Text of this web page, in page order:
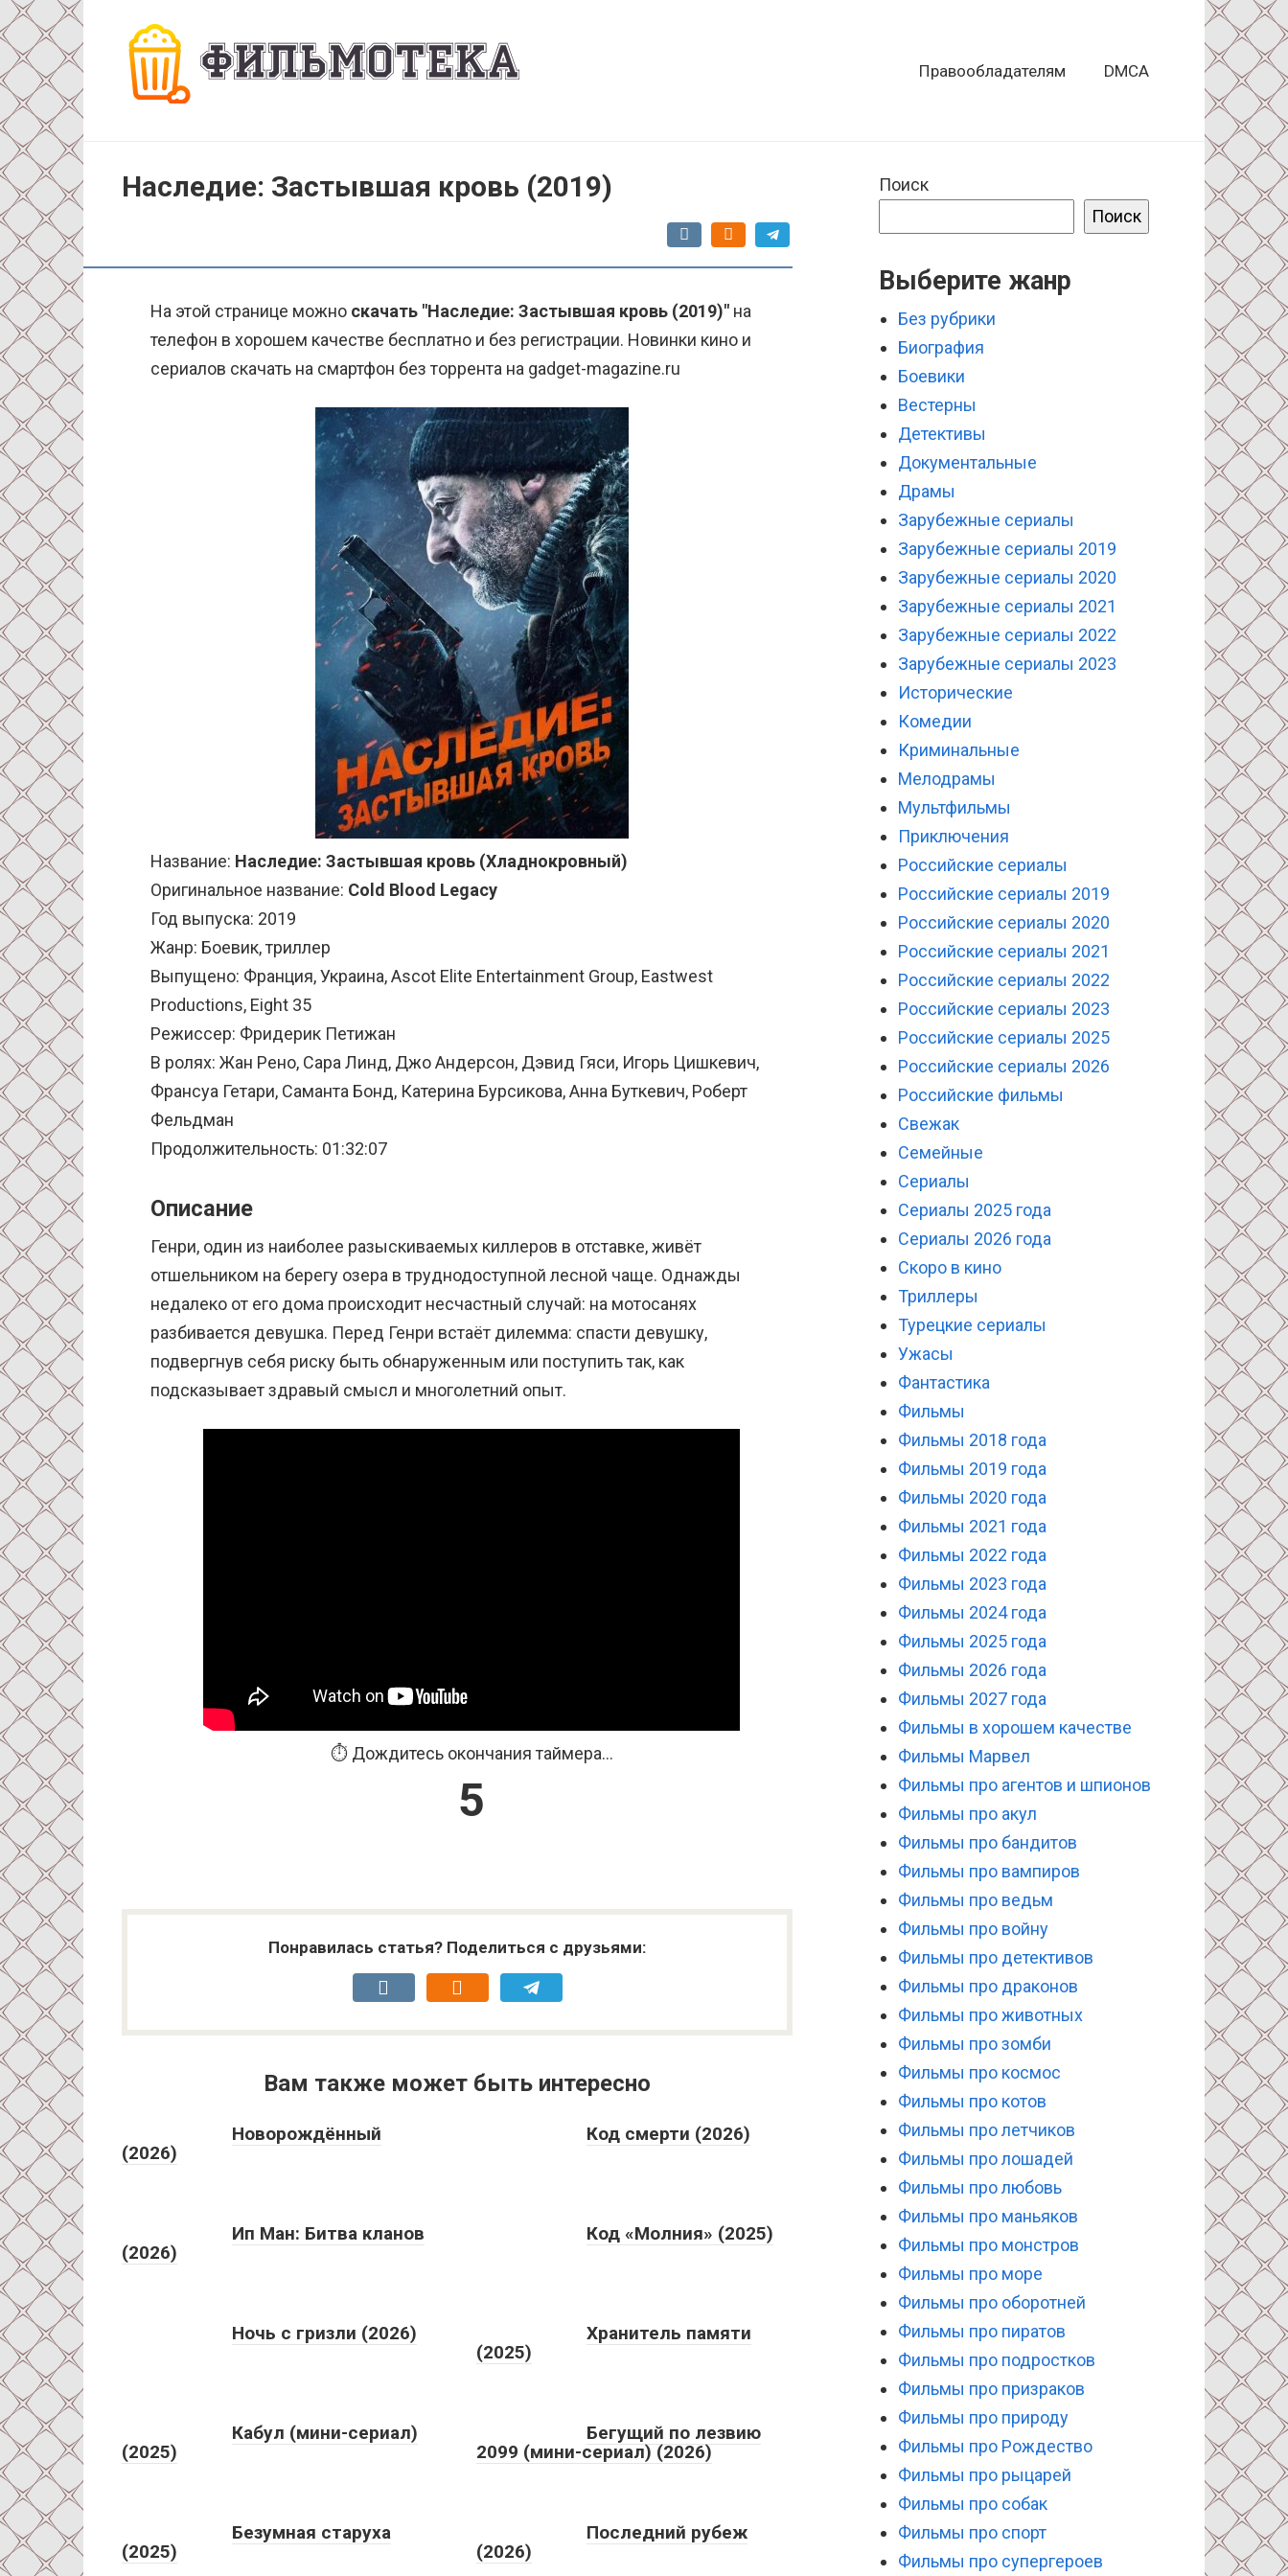
Перейти
к
контенту
Правообладателям DMCA
Наследие: Застывшая кровь (2019)
На этой странице можно скачать "Наследие: Застывшая кровь (2019)" на
телефон в хорошем качестве бесплатно и без регистрации. Новинки кино и
сериалов скачать на смартфон без торрента на gadget-magazine.ru
Название: Наследие: Застывшая кровь (Хладнокровный)
Оригинальное название: Cold Blood Legacy
Год выпуска: 2019
Жанр: Боевик, триллер
Выпущено: Франция, Украина, Ascot Elite Entertainment Group, Eastwest
Productions, Eight 35
Режиссер: Фридерик Петижан
В ролях: Жан Рено, Сара Линд, Джо Андерсон, Дэвид Гяси, Игорь Цишкевич,
Франсуа Гетари, Саманта Бонд, Катерина Бурсикова, Анна Буткевич, Роберт
Фельдман
Продолжительность: 01:32:07
Описание
Генри, один из наиболее разыскиваемых киллеров в отставке, живёт
отшельником на берегу озера в труднодоступной лесной чаще. Однажды
недалеко от его дома происходит несчастный случай: на мотосанях
разбивается девушка. Перед Генри встаёт дилемма: спасти девушку,
подвергнув себя риску быть обнаруженным или поступить так, как
подсказывает здравый смысл и многолетний опыт.
⏱️ Дождитесь окончания таймера...
4
Понравилась статья? Поделиться с друзьями:
Вам также может быть интересно
Новорождённый
(2026)
Код смерти (2026)
Ип Ман: Битва кланов
(2026)
Код «Молния» (2025)
Ночь с гризли (2026)
Хранитель памяти
(2025)
Кабул (мини-сериал)
(2025)
Бегущий по лезвию
2099 (мини-сериал) (2026)
Безумная старуха
(2025)
Последний рубеж
(2026)
Поиск
Поиск
Выберите жанр
Без рубрики
Биография
Боевики
Вестерны
Детективы
Документальные
Драмы
Зарубежные сериалы
Зарубежные сериалы 2019
Зарубежные сериалы 2020
Зарубежные сериалы 2021
Зарубежные сериалы 2022
Зарубежные сериалы 2023
Исторические
Комедии
Криминальные
Мелодрамы
Мультфильмы
Приключения
Российские сериалы
Российские сериалы 2019
Российские сериалы 2020
Российские сериалы 2021
Российские сериалы 2022
Российские сериалы 2023
Российские сериалы 2025
Российские сериалы 2026
Российские фильмы
Свежак
Семейные
Сериалы
Сериалы 2025 года
Сериалы 2026 года
Скоро в кино
Триллеры
Турецкие сериалы
Ужасы
Фантастика
Фильмы
Фильмы 2018 года
Фильмы 2019 года
Фильмы 2020 года
Фильмы 2021 года
Фильмы 2022 года
Фильмы 2023 года
Фильмы 2024 года
Фильмы 2025 года
Фильмы 2026 года
Фильмы 2027 года
Фильмы в хорошем качестве
Фильмы Марвел
Фильмы про агентов и шпионов
Фильмы про акул
Фильмы про бандитов
Фильмы про вампиров
Фильмы про ведьм
Фильмы про войну
Фильмы про детективов
Фильмы про драконов
Фильмы про животных
Фильмы про зомби
Фильмы про космос
Фильмы про котов
Фильмы про летчиков
Фильмы про лошадей
Фильмы про любовь
Фильмы про маньяков
Фильмы про монстров
Фильмы про море
Фильмы про оборотней
Фильмы про пиратов
Фильмы про подростков
Фильмы про призраков
Фильмы про природу
Фильмы про Рождество
Фильмы про рыцарей
Фильмы про собак
Фильмы про спорт
Фильмы про супергероев